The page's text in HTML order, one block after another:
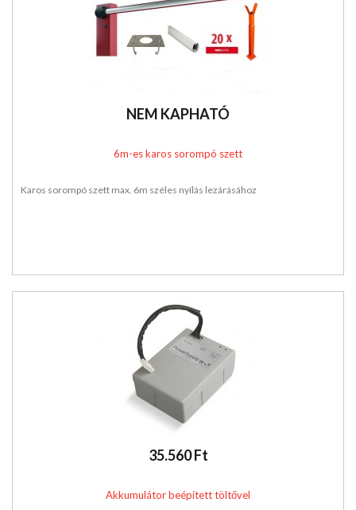
NEM KAPHATÓ
6m-es karos sorompó szett
Karos sorompó szett max. 6m széles nyílás lezárásához
35.560 Ft
Akkumulátor beépített töltővel